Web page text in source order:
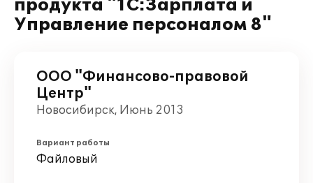
продукта "1С:Зарплата и
Управление персоналом 8"
ООО "Финансово-правовой
Центр"
Новосибирск, Июнь 2013
Вариант работы
Файловый